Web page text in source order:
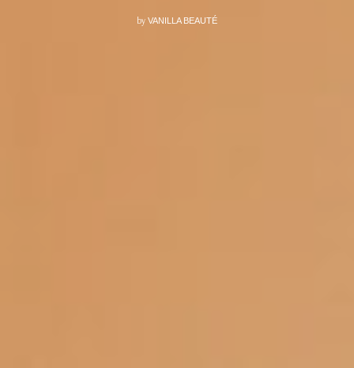
by VANILLA BEAUTÉ